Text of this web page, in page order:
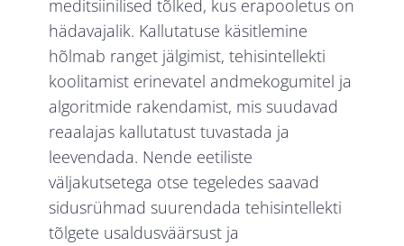
meditsiinilised tõlked, kus erapooletus on
hädavajalik. Kallutatuse käsitlemine
hõlmab ranget jälgimist, tehisintellekti
koolitamist erinevatel andmekogumitel ja
algoritmide rakendamist, mis suudavad
reaalajas kallutatust tuvastada ja
leevendada. Nende eetiliste
väljakutsetega otse tegeledes saavad
sidusrühmad suurendada tehisintellekti
tõlgete usaldusväärsust ja